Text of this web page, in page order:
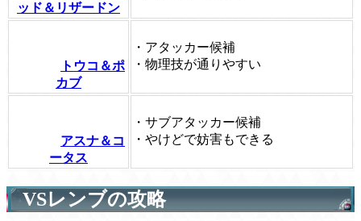
ッド＆リザードン
トウコ＆ポ
カブ
・アタッカー候補
・物理技が通りやすい
アスナ＆コ
ータス
・サブアタッカー候補
・やけどで妨害もできる
VSレンブの攻略